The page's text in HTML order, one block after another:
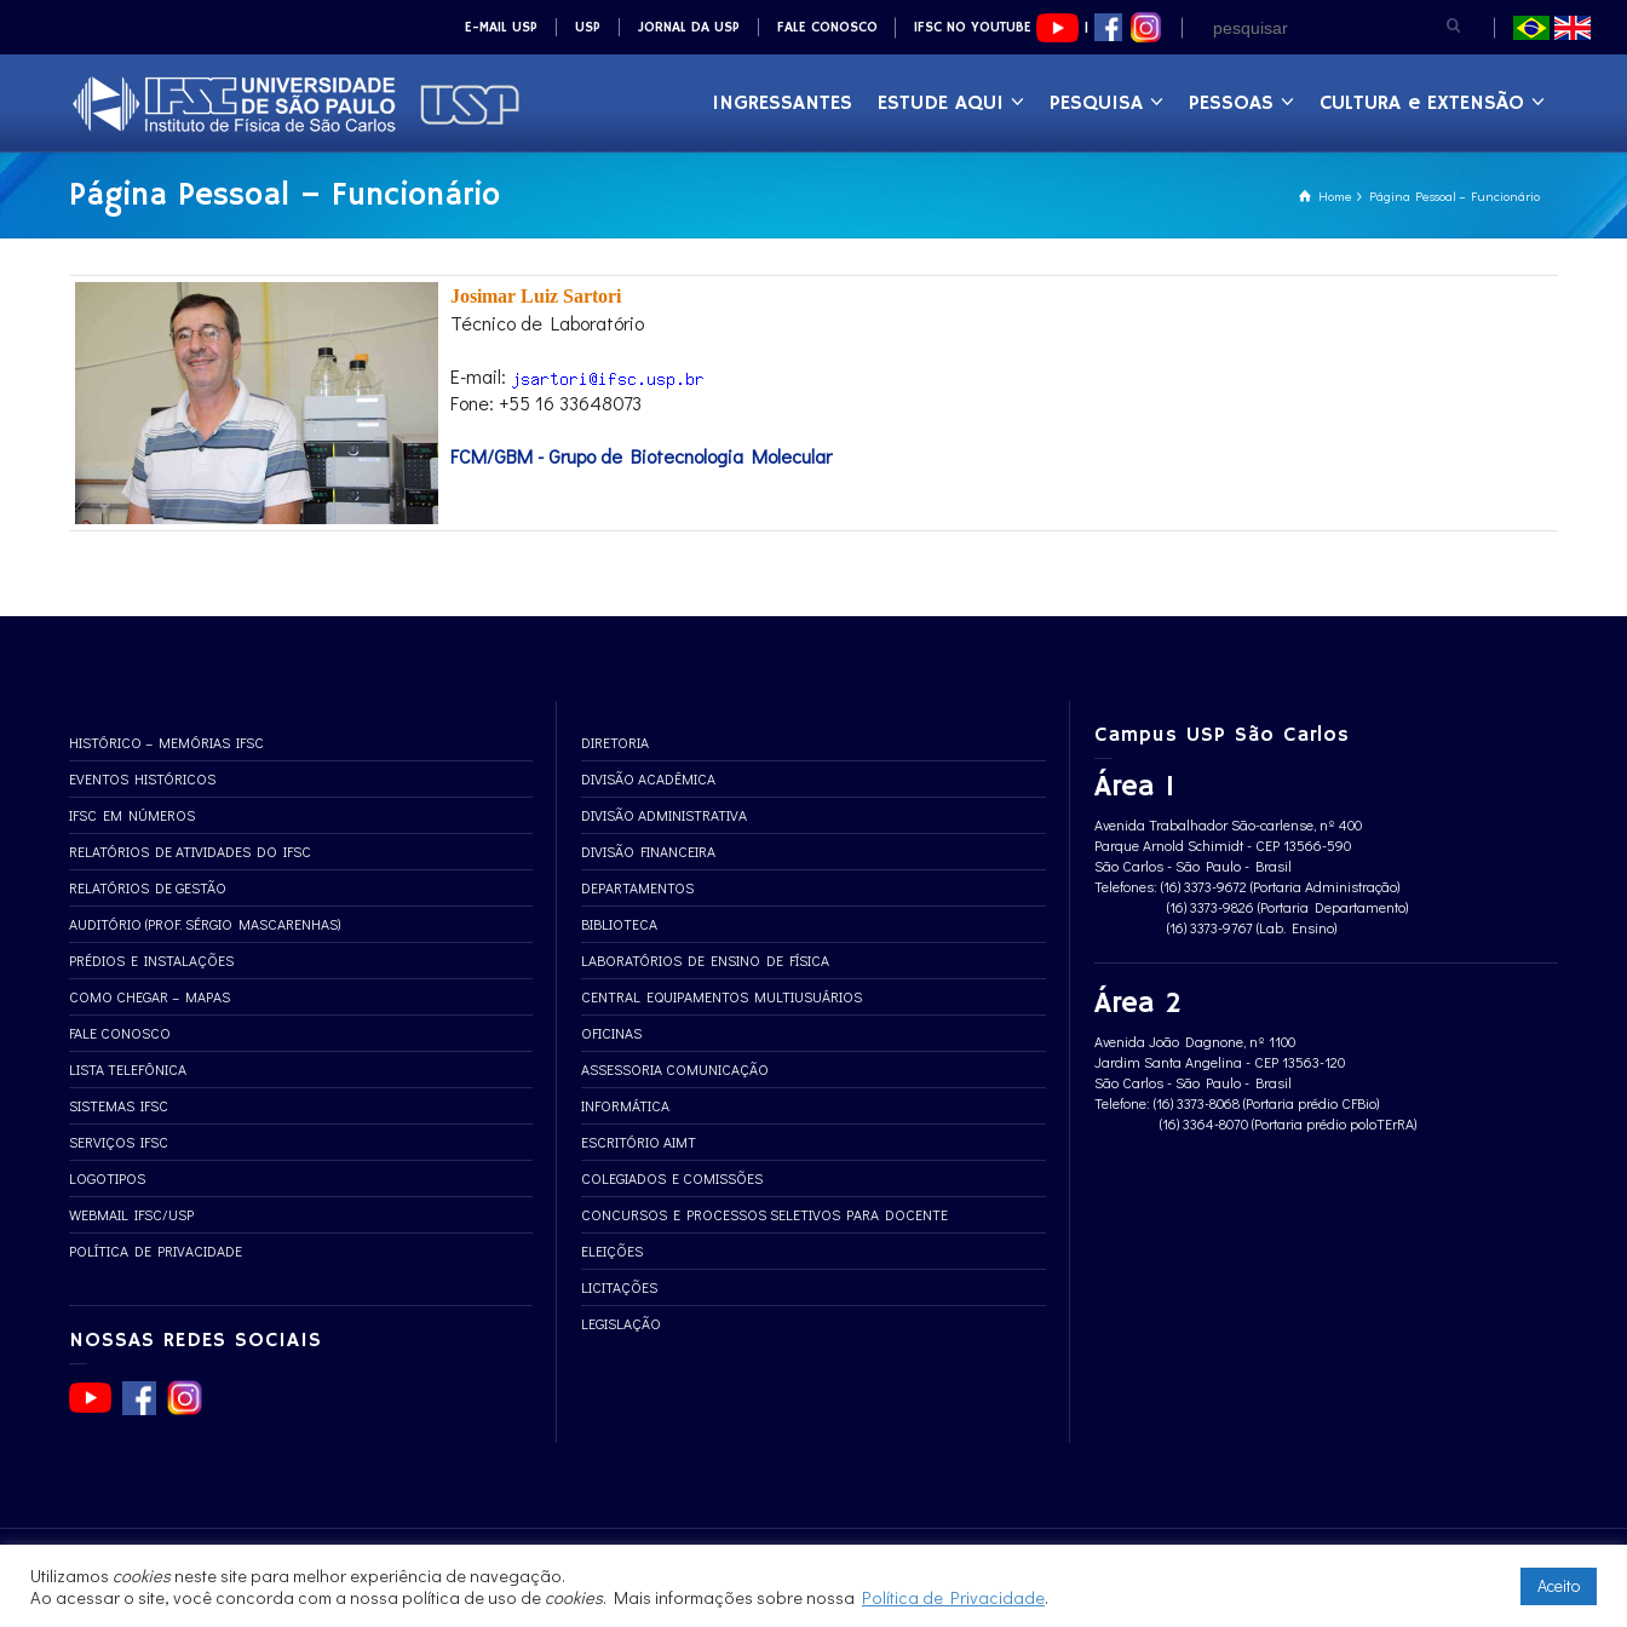
E-MAIL USP USP JORNAL DA USP FALE CONOSCO IFSC NO YOUTUBE |
INGRESSANTES ESTUDE AQUI PESQUISA PESSOAS CULTURA e EXTENSÃO
Home Página Pessoal – Funcionário
Página Pessoal – Funcionário
Josimar Luiz Sartori
Técnico de Laboratório
E-mail:
Fone: +55 16 33648073
FCM/GBM - Grupo de Biotecnologia Molecular
HISTÓRICO – MEMÓRIAS IFSC
EVENTOS HISTÓRICOS
IFSC EM NÚMEROS
RELATÓRIOS DE ATIVIDADES DO IFSC
RELATÓRIOS DE GESTÃO
AUDITÓRIO (PROF. SÉRGIO MASCARENHAS)
PRÉDIOS E INSTALAÇÕES
COMO CHEGAR – MAPAS
FALE CONOSCO
LISTA TELEFÔNICA
SISTEMAS IFSC
SERVIÇOS IFSC
LOGOTIPOS
WEBMAIL IFSC/USP
POLÍTICA DE PRIVACIDADE
NOSSAS REDES SOCIAIS
DIRETORIA
DIVISÃO ACADÊMICA
DIVISÃO ADMINISTRATIVA
DIVISÃO FINANCEIRA
DEPARTAMENTOS
BIBLIOTECA
LABORATÓRIOS DE ENSINO DE FÍSICA
CENTRAL EQUIPAMENTOS MULTIUSUÁRIOS
OFICINAS
ASSESSORIA COMUNICAÇÃO
INFORMÁTICA
ESCRITÓRIO AIMT
COLEGIADOS E COMISSÕES
CONCURSOS E PROCESSOS SELETIVOS PARA DOCENTE
ELEIÇÕES
LICITAÇÕES
LEGISLAÇÃO
Campus USP São Carlos
Área 1
Avenida Trabalhador São-carlense, nº 400
Parque Arnold Schimidt - CEP 13566-590
São Carlos - São Paulo - Brasil
Telefones: (16) 3373-9672 (Portaria Administração)
(16) 3373-9826 (Portaria Departamento)
(16) 3373-9767 (Lab. Ensino)
Área 2
Avenida João Dagnone, nº 1100
Jardim Santa Angelina - CEP 13563-120
São Carlos - São Paulo - Brasil
Telefone: (16) 3373-8068 (Portaria prédio CFBio)
(16) 3364-8070 (Portaria prédio poloTErRA)
© 2017 - 2023 | Instituto de Física de São Carlos
Utilizamos cookiesneste site para melhor experiência de navegação.
Ao acessar o site, você concorda com a nossa política de uso de cookies. Mais informações sobre nossa Política de Privacidade. Aceito